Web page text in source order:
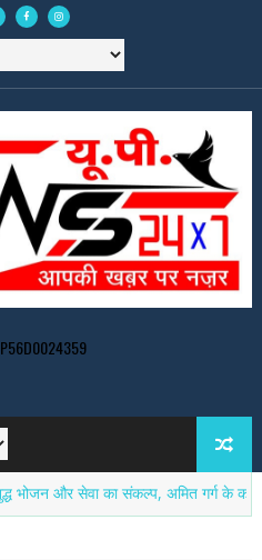
सेवा का संकल्प, अमित गर्ग के कांवड़ सेवा